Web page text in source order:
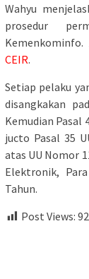
Wahyu
prosedur
Kemenkominfo.
CEIR.
Setiap pelaku
disangkakan
Kemudian Pasal
jucto Pasal 35
atas UU Nomor
Elektronik,
Tahun.
Post Views: